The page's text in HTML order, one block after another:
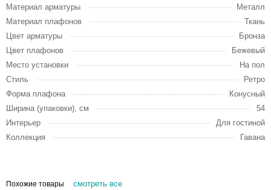
Материал арматуры
Металл
Материал плафонов
Ткань
Цвет арматуры
Бронза
Цвет плафонов
Бежевый
Место установки
На пол
Стиль
Ретро
Форма плафона
Конусный
Ширина (упаковки), см
54
Интерьер
Для гостиной
Коллекция
Гавана
Похожие товары смотреть все